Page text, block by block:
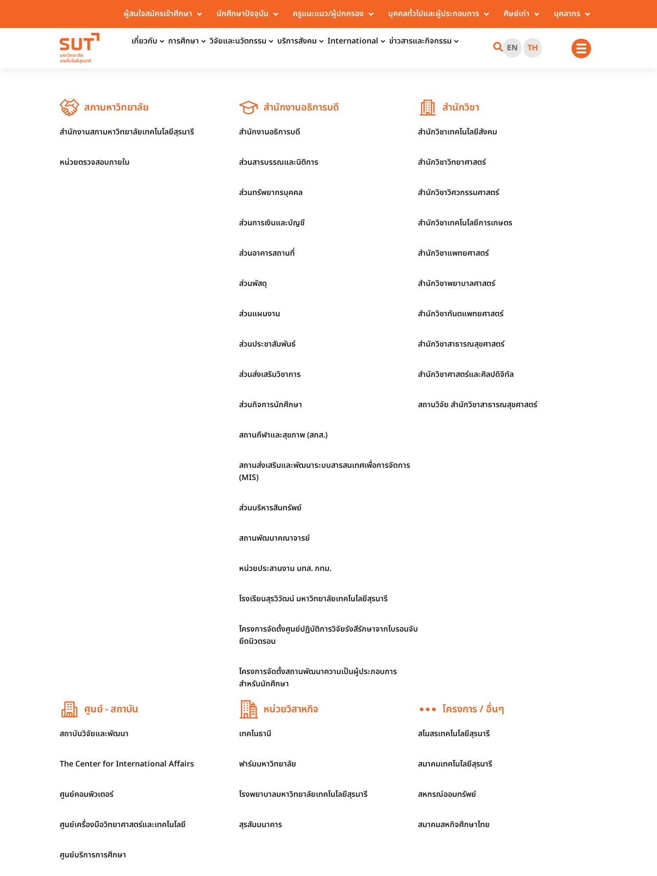
ผู้สนใจสมัครเข้าศึกษา นักศึกษาปัจจุบัน ครูแนะแนว/ผู้ปกครอง บุคคลทั่วไปและผู้ประกอบการ ศิษย์เก่า บุคลากร
เกี่ยวกับ การศึกษา วิจัยและนวัตกรรม บริการสังคม International ข่าวสารและกิจกรรม
EN TH
สภามหาวิทยาลัย
สำนักงานสภามหาวิทยาลัยเทคโนโลยีสุรนารี
หน่วยตรวจสอบภายใน
สำนักงานอธิการบดี
สำนักงานอธิการบดี
ส่วนสารบรรณและนิติการ
ส่วนทรัพยากรบุคคล
ส่วนการเงินและบัญชี
ส่วนอาคารสถานที่
ส่วนพัสดุ
ส่วนแผนงาน
ส่วนประชาสัมพันธ์
ส่วนส่งเสริมวิชาการ
ส่วนกิจการนักศึกษา
สถานกีฬาและสุขภาพ (สกส.)
สถานส่งเสริมและพัฒนาระบบสารสนเทศเพื่อการจัดการ
(MIS)
ส่วนบริหารสินทรัพย์
สถานพัฒนาคณาจารย์
หน่วยประสานงาน มทส. กทม.
โรงเรียนสุรวิวัฒน์ มหาวิทยาลัยเทคโนโลยีสุรนารี
โครงการจัดตั้งศูนย์ปฏิบัติการวิจัยรังสีรักษาจากโบรอนจับ
ยึดนิวตรอน
โครงการจัดตั้งสถานพัฒนาความเป็นผู้ประกอบการ
สำหรับนักศึกษา
สำนักวิชา
สำนักวิชาเทคโนโลยีสังคม
สำนักวิชาวิทยาศาสตร์
สำนักวิชาวิศวกรรมศาสตร์
สำนักวิชาเทคโนโลยีการเกษตร
สำนักวิชาแพทยศาสตร์
สำนักวิชาพยาบาลศาสตร์
สำนักวิชาทันตแพทยศาสตร์
สำนักวิชาสาธารณสุขศาสตร์
สำนักวิชาศาสตร์และศิลปดิจิทัล
สถานวิจัย สำนักวิชาสาธารณสุขศาสตร์
ศูนย์ - สถาบัน
สถาบันวิจัยและพัฒนา
The Center for International Affairs
ศูนย์คอมพิวเตอร์
ศูนย์เครื่องมือวิทยาศาสตร์และเทคโนโลยี
ศูนย์บริการการศึกษา
หน่วยวิสาหกิจ
เทคโนธานี
ฟาร์มมหาวิทยาลัย
โรงพยาบาลมหาวิทยาลัยเทคโนโลยีสุรนารี
สุรสัมมนาคาร
โครงการ / อื่นๆ
สโมสรเทคโนโลยีสุรนารี
สมาคมเทคโนโลยีสุรนารี
สหกรณ์ออมทรัพย์
สมาคมสหกิจศึกษาไทย